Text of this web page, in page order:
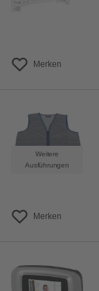
Merken
Weitere
Ausführungen
Merken